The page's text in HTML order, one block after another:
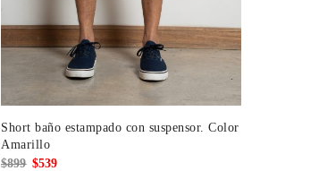
Short baño estampado con suspensor. Color
Amarillo
$899 El
$539El